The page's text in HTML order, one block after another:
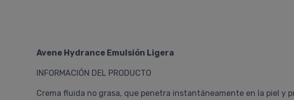
Avene Hydrance Emulsión Ligera
INFORMACIÓN DEL PRODUCTO
Crema fluida no grasa, que penetra instantáneamente en la piel y